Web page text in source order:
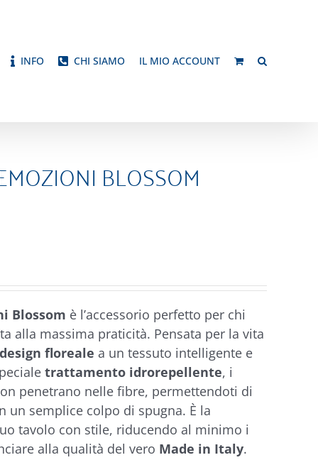
INFO CHI SIAMO IL MIO ACCOUNT
BLOSSOM
Blossom è l’accessorio perfetto per chi
alla massima praticità. Pensata per la vita
design floreale a un tessuto intelligente e
trattamento idrorepellente, i
penetrano nelle fibre, permettendoti di
un semplice colpo di spugna. È la
tavolo con stile, riducendo al minimo i
alla qualità del vero Made in Italy.